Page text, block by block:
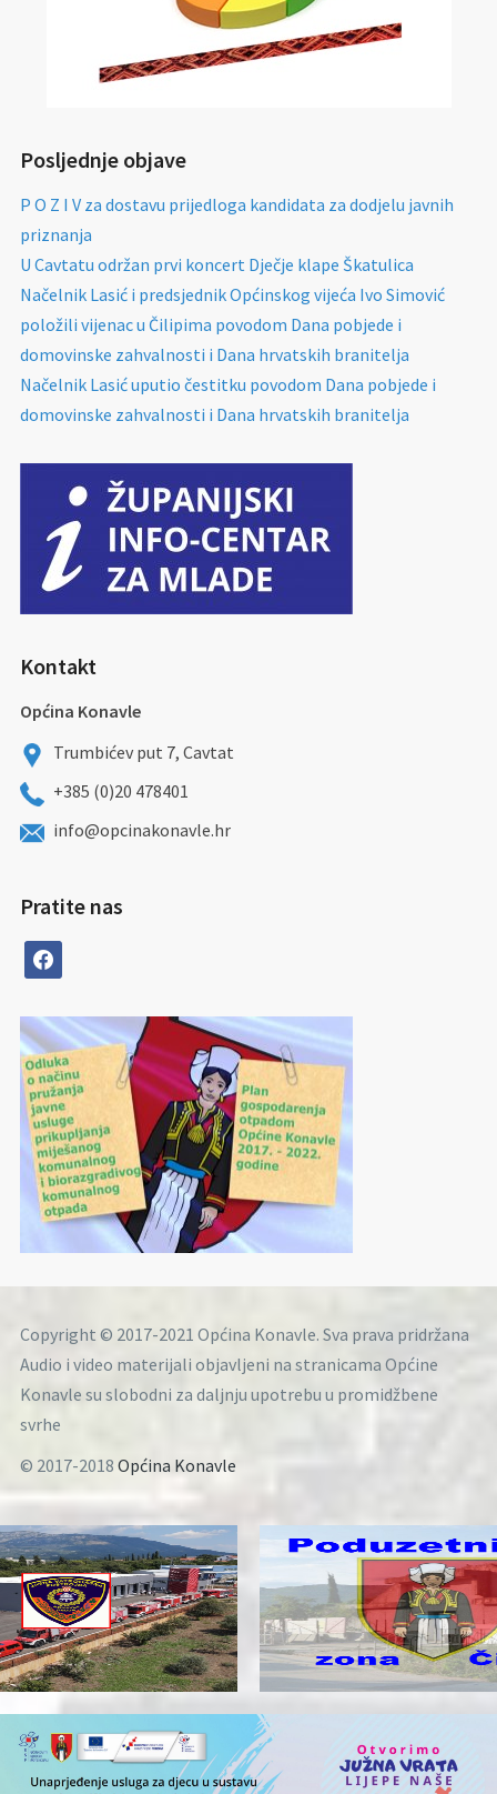
Posljednje objave
P O Z I V za dostavu prijedloga kandidata za dodjelu javnih
priznanja
U Cavtatu održan prvi koncert Dječje klape Škatulica
Načelnik Lasić i predsjednik Općinskog vijeća Ivo Simović
položili vijenac u Čilipima povodom Dana pobjede i
domovinske zahvalnosti i Dana hrvatskih branitelja
Načelnik Lasić uputio čestitku povodom Dana pobjede i
domovinske zahvalnosti i Dana hrvatskih branitelja
Kontakt
Općina Konavle
Trumbićev put 7, Cavtat
+385 (0)20 478401
info@opcinakonavle.hr
Pratite nas
facebook
Copyright © 2017-2021 Općina Konavle. Sva prava pridržana
Audio i video materijali objavljeni na stranicama Općine
Konavle su slobodni za daljnju upotrebu u promidžbene
svrhe
© 2017-2018 Općina Konavle